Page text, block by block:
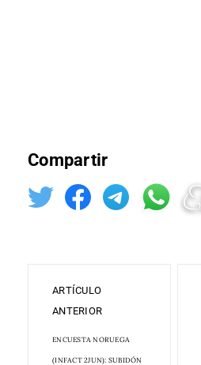
Compartir
ARTÍCULO
ANTERIOR
ENCUESTA NORUEGA
(INFACT 2JUN): SUBIDÓN